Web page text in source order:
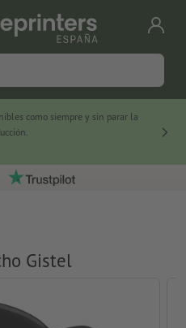
como siempre y sin parar la
Gistel